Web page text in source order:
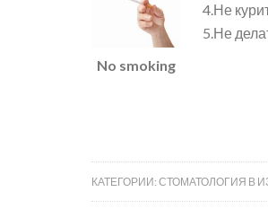
No smoking
4.Не
5.Не
КАТЕГОРИИ: СТОМАТОЛОГИЯ В